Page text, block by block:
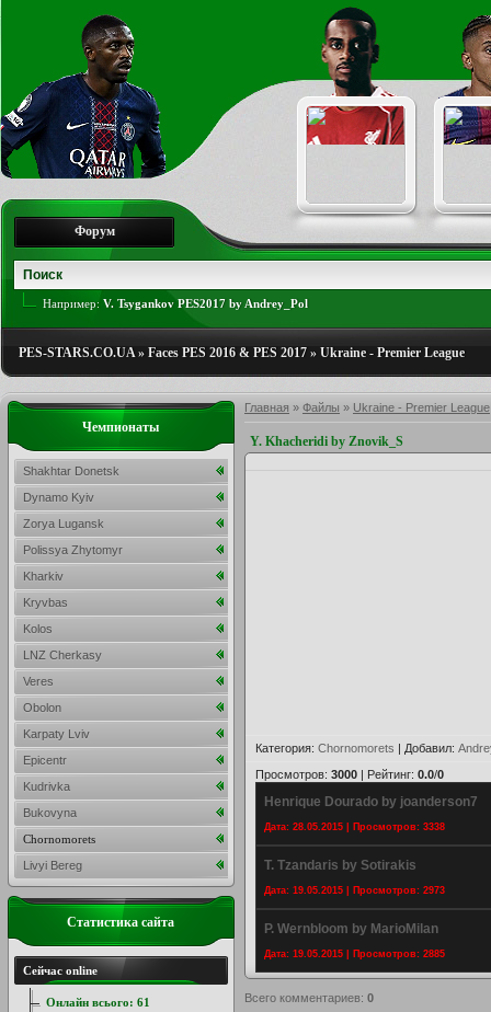
Форум
Например: V. Tsygankov PES2017 by Andrey_Pol
PES-STARS.CO.UA» Faces PES 2016 & PES 2017 » Ukraine - Premier League
Главная » Файлы » Ukraine - Premier League
Y. Khacheridi by Znovik_S
Категория: Chornomorets | Добавил:
Просмотров: 3000 | Рейтинг: 0.0/0
Henrique Dourado by joanderson7
Дата: 28.05.2015 | Просмотров: 3338
T. Tzandaris by Sotirakis
Дата: 19.05.2015 | Просмотров: 2973
P. Wernbloom by MarioMilan
Дата: 19.05.2015 | Просмотров: 2885
Всего комментариев: 0
Чемпионаты
Shakhtar Donetsk
Dynamo Kyiv
Zorya Lugansk
Polissya Zhytomyr
Kharkiv
Kryvbas
Kolos
LNZ Cherkasy
Veres
Obolon
Karpaty Lviv
Epicentr
Kudrivka
Bukovyna
Chornomorets
Livyi Bereg
Статистика сайта
Сейчас online
Онлайн всього: 61